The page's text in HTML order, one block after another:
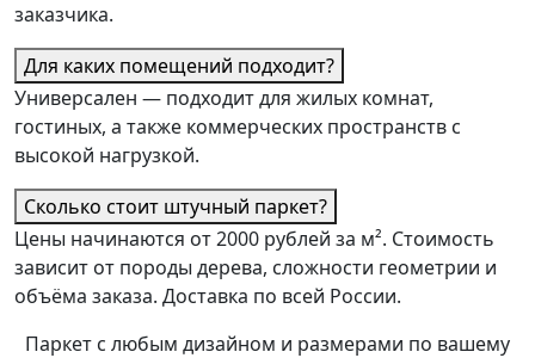
заказчика.
Для каких помещений подходит?
Универсален — подходит для жилых комнат,
гостиных, а также коммерческих пространств с
высокой нагрузкой.
Сколько стоит штучный паркет?
Цены начинаются от 2000 рублей за м². Стоимость
зависит от породы дерева, сложности геометрии и
объёма заказа. Доставка по всей России.
Паркет с любым дизайном и размерами по вашему